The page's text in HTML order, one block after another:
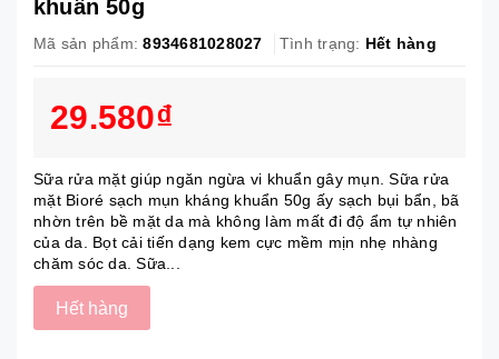
khuẩn 50g
Mã sản phẩm: 8934681028027 Tình trạng: Hết hàng
29.580₫
Sữa rửa mặt giúp ngăn ngừa vi khuẩn gây mụn. Sữa rửa
mặt Bioré sạch mụn kháng khuẩn 50g ấy sạch bụi bẩn, bã
nhờn trên bề mặt da mà không làm mất đi độ ẩm tự nhiên
của da. Bọt cải tiến dạng kem cực mềm mịn nhẹ nhàng
chăm sóc da. Sữa...
Hết hàng